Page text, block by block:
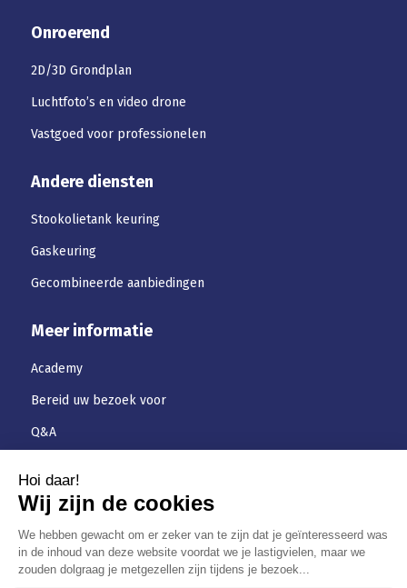
Onroerend
2D/3D Grondplan
Luchtfoto’s en video drone
Vastgoed voor professionelen
Andere diensten
Stookolietank keuring
Gaskeuring
Gecombineerde aanbiedingen
Meer informatie
Academy
Bereid uw bezoek voor
Q&A
Jobs
Algemene-voorwaarden
Privacybeleid